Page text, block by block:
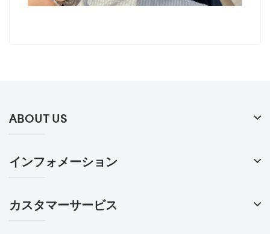
ABOUT US
インフォメーション
カスタマーサービス